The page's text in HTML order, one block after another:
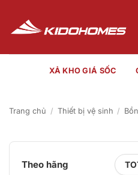
nội
dung
XẢ KHO GIÁ SỐC
Trang chủ / Thiết bị vệ sinh /
Theo hãng